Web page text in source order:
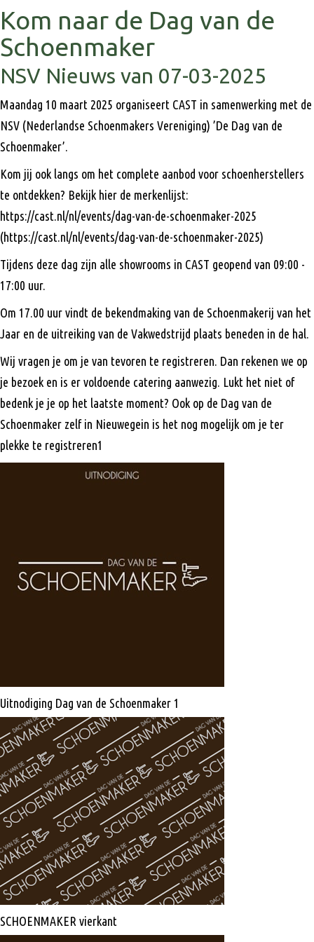
Kom naar de Dag van de
Schoenmaker
NSV Nieuws van 07-03-2025
Maandag 10 maart 2025 organiseert CAST in samenwerking met de
NSV (Nederlandse Schoenmakers Vereniging) ’De Dag van de
Schoenmaker’.
Kom jij ook langs om het complete aanbod voor schoenherstellers
te ontdekken? Bekijk hier de merkenlijst:
https://cast.nl/nl/events/dag-van-de-schoenmaker-2025
(https://cast.nl/nl/events/dag-van-de-schoenmaker-2025)
Tijdens deze dag zijn alle showrooms in CAST geopend van 09:00 -
17:00 uur.
Om 17.00 uur vindt de bekendmaking van de Schoenmakerij van het
Jaar en de uitreiking van de Vakwedstrijd plaats beneden in de hal.
Wij vragen je om je van tevoren te registreren. Dan rekenen we op
je bezoek en is er voldoende catering aanwezig. Lukt het niet of
bedenk je je op het laatste moment? Ook op de Dag van de
Schoenmaker zelf in Nieuwegein is het nog mogelijk om je ter
plekke te registreren1
Uitnodiging Dag van de Schoenmaker 1
SCHOENMAKER vierkant